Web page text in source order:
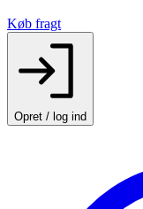
Køb fragt
Opret / log ind